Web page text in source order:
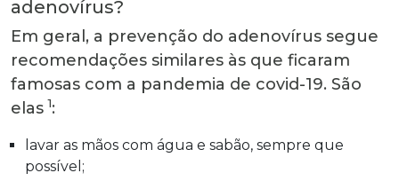
adenovírus?
Em geral, a prevenção do adenovírus segue
recomendações similares às que ficaram
famosas com a pandemia de covid-19. São
elas 1:
lavar as mãos com água e sabão, sempre que
possível;